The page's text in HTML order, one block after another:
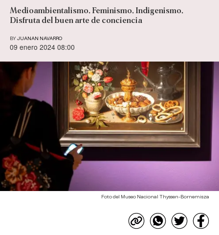
Medioambientalismo. Feminismo. Indigenismo.
Disfruta del buen arte de conciencia
BY JUANAN NAVARRO
09 enero 2024 08:00
Foto del Museo Nacional Thyssen-Bornemisza